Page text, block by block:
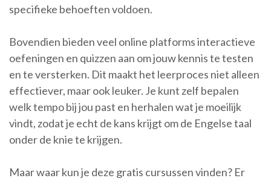
specifieke behoeften voldoen.
Bovendien bieden veel online platforms interactieve
oefeningen en quizzen aan om jouw kennis te testen
en te versterken. Dit maakt het leerproces niet alleen
effectiever, maar ook leuker. Je kunt zelf bepalen
welk tempo bij jou past en herhalen wat je moeilijk
vindt, zodat je echt de kans krijgt om de Engelse taal
onder de knie te krijgen.
Maar waar kun je deze gratis cursussen vinden? Er